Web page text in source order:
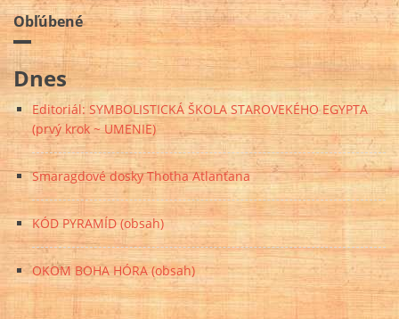
Obľúbené
Dnes
Editoriál: SYMBOLISTICKÁ ŠKOLA STAROVEKÉHO EGYPTA
(prvý krok ~ UMENIE)
Smaragdové dosky Thotha Atlanťana
KÓD PYRAMÍD (obsah)
OKOM BOHA HÓRA (obsah)